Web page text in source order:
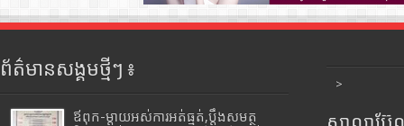
ព័ត៌មានសង្គមថ្មីៗ ៖
ឪពុក-ម្ដាយអស់ការអត់ធ្មត់,ប្ដឹងសមត្ថ
>